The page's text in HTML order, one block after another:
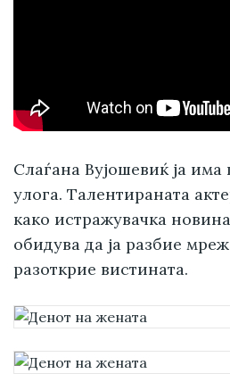
Слаѓана Вујошевиќ ја има
улога. Талентираната
како истражувачка
обидува да ја разбие
разоткрие вистината.